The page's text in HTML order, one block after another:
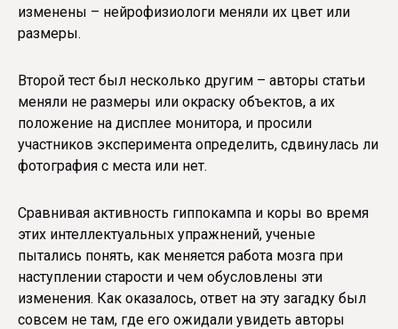
изменены – нейрофизиологи меняли их цвет или
размеры.
Второй тест был несколько другим – авторы статьи
меняли не размеры или окраску объектов, а их
положение на дисплее монитора, и просили
участников эксперимента определить, сдвинулась ли
фотография с места или нет.
Сравнивая активность гиппокампа и коры во время
этих интеллектуальных упражнений, ученые
пытались понять, как меняется работа мозга при
наступлении старости и чем обусловлены эти
изменения. Как оказалось, ответ на эту загадку был
совсем не там, где его ожидали увидеть авторы